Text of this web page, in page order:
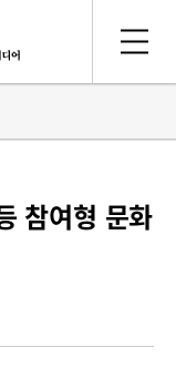
참여형 문화